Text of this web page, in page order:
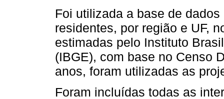
Foi utilizada a base de
residentes, por região e UF,
estimadas pelo Instituto
(IBGE), com base no Censo
anos, foram utilizadas as
Foram incluídas todas as